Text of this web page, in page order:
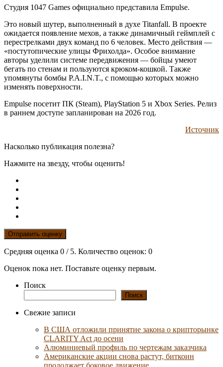
Студия 1047 Games официально представила Empulse.
Это новый шутер, выполненный в духе Titanfall. В проекте
ожидается появление мехов, а также динамичный геймплей с
перестрелками двух команд по 6 человек. Место действия —
«постутопические улицы Фрихолда». Особое внимание
авторы уделили системе передвижения — бойцы умеют
бегать по стенам и пользуются крюком-кошкой. Также
упомянуты бомбы P.A.I.N.T., с помощью которых можно
изменять поверхности.
Empulse посетит ПК (Steam), PlayStation 5 и Xbox Series. Релиз
в раннем доступе запланирован на 2026 год.
Источник
Насколько публикация полезна?
Нажмите на звезду, чтобы оценить!
Отправить оценку
Средняя оценка 0 / 5. Количество оценок: 0
Оценок пока нет. Поставьте оценку первым.
Поиск
Поиск
Свежие записи
В США отложили принятие закона о крипторынке
CLARITY Act до осени
Алюминиевый профиль по чертежам заказчика
Американские акции снова растут, биткоин
продолжает боковое движение